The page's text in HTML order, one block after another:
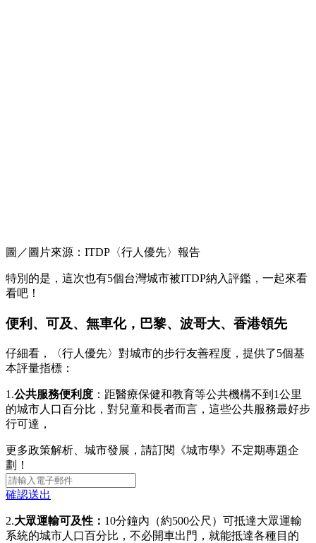
圖／圖片來源：ITDP〈行人優先〉報告
特別的是，這次也有5個台灣城市被ITDP納入評鑑，一起來看
看吧！
便利、可及、無車化，巴黎、波哥大、香港領先
仔細看，〈行人優先〉對城市的步行友善程度，提供了5個基
本評量指標：
1.公共服務便利度 ：距醫療保健和教育等公共機構不到1公里
的城市人口百分比，對兒童和長者而言，這些公共服務最好步
行可達，
更多政策解析、城市發展，請訂閱《城市學》不定期專題企
劃！
確認送出
2.大眾運輸可及性： 10分鐘內（約500公尺）可抵達大眾運輸
系統的城市人口百分比，不必開車出門，就能抵達各種目的